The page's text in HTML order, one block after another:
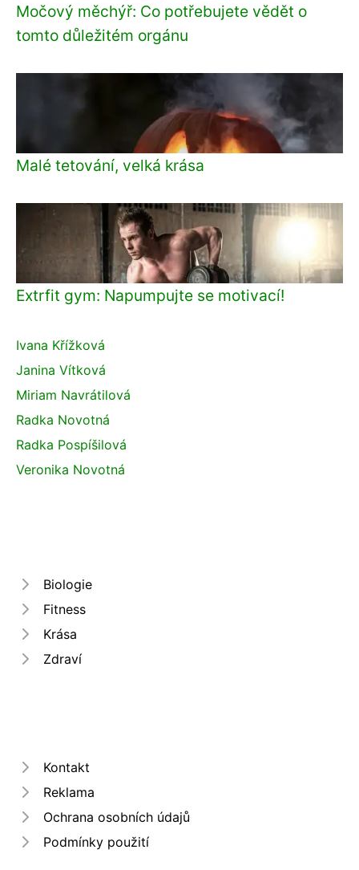
Močový měchýř: Co potřebujete vědět o
tomto důležitém orgánu
Malé tetování, velká krása
Extrfit gym: Napumpujte se motivací!
Ivana Křížková
Janina Vítková
Miriam Navrátilová
Radka Novotná
Radka Pospíšilová
Veronika Novotná
Biologie
Fitness
Krása
Zdraví
Kontakt
Reklama
Ochrana osobních údajů
Podmínky použití